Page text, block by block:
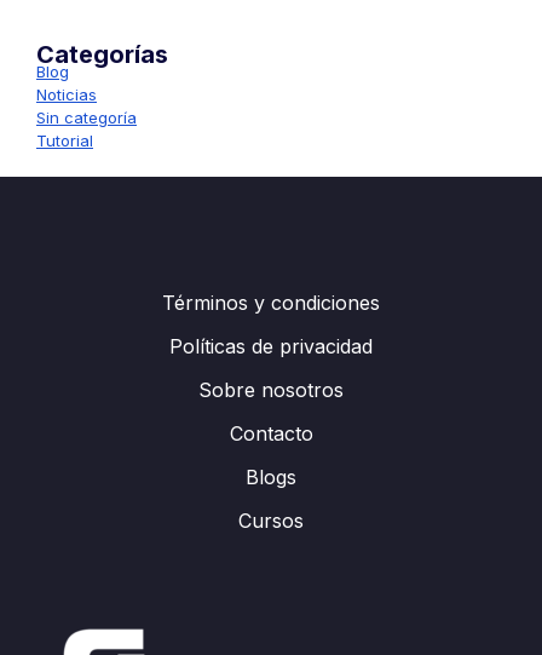
Categorías
Blog
Noticias
Sin categoría
Tutorial
Términos y condiciones
Políticas de privacidad
Sobre nosotros
Contacto
Blogs
Cursos